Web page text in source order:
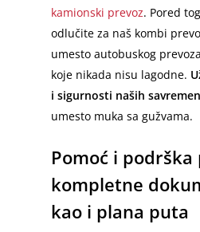
kamionski prevoz. Pored
odlučite za naš kombi
umesto autobuskog
koje nikada nisu lagodne.
i sigurnosti naših
umesto muka sa gužvama.
Pomoć i
kompletne
kao i plana puta